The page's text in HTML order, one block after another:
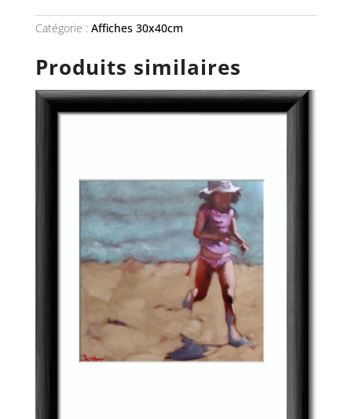
Caravelle
Catégorie : Affiches 30x40cm
Produits similaires